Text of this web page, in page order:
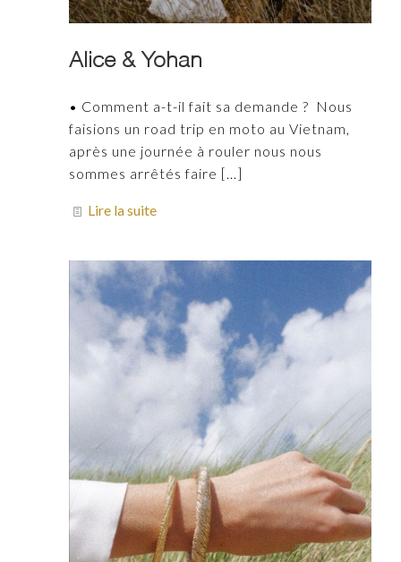
Alice & Yohan
• Comment a-t-il fait sa demande ? Nous
faisions un road trip en moto au Vietnam,
après une journée à rouler nous nous
sommes arrêtés faire […]
Lire la suite